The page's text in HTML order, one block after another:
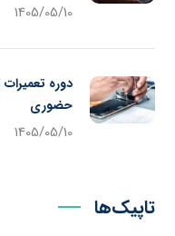
1405/05/10
دوره
حضوری
1405/05/10
تاپیک‌ها